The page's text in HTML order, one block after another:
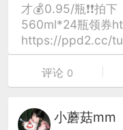
才💰0.95/瓶❗️❗️拍
560ml*24瓶领券
https://ppd2.cc/
评论 0
小蘑菇mm